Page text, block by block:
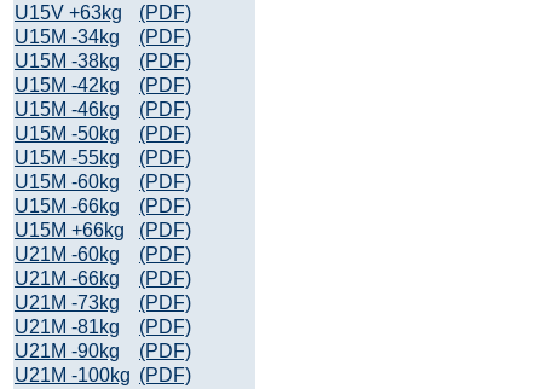
U15V +63kg
(PDF)
U15M -34kg
(PDF)
U15M -38kg
(PDF)
U15M -42kg
(PDF)
U15M -46kg
(PDF)
U15M -50kg
(PDF)
U15M -55kg
(PDF)
U15M -60kg
(PDF)
U15M -66kg
(PDF)
U15M +66kg
(PDF)
U21M -60kg
(PDF)
U21M -66kg
(PDF)
U21M -73kg
(PDF)
U21M -81kg
(PDF)
U21M -90kg
(PDF)
U21M -100kg (PDF)